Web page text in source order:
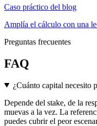
Caso práctico del blog
Amplía el cálculo con una
Preguntas frecuentes
FAQ
¿Cuánto capital necesito
Depende del stake, de la
muevas a la vez. La
puedes cubrir el peor